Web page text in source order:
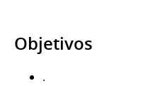
Objetivos
.